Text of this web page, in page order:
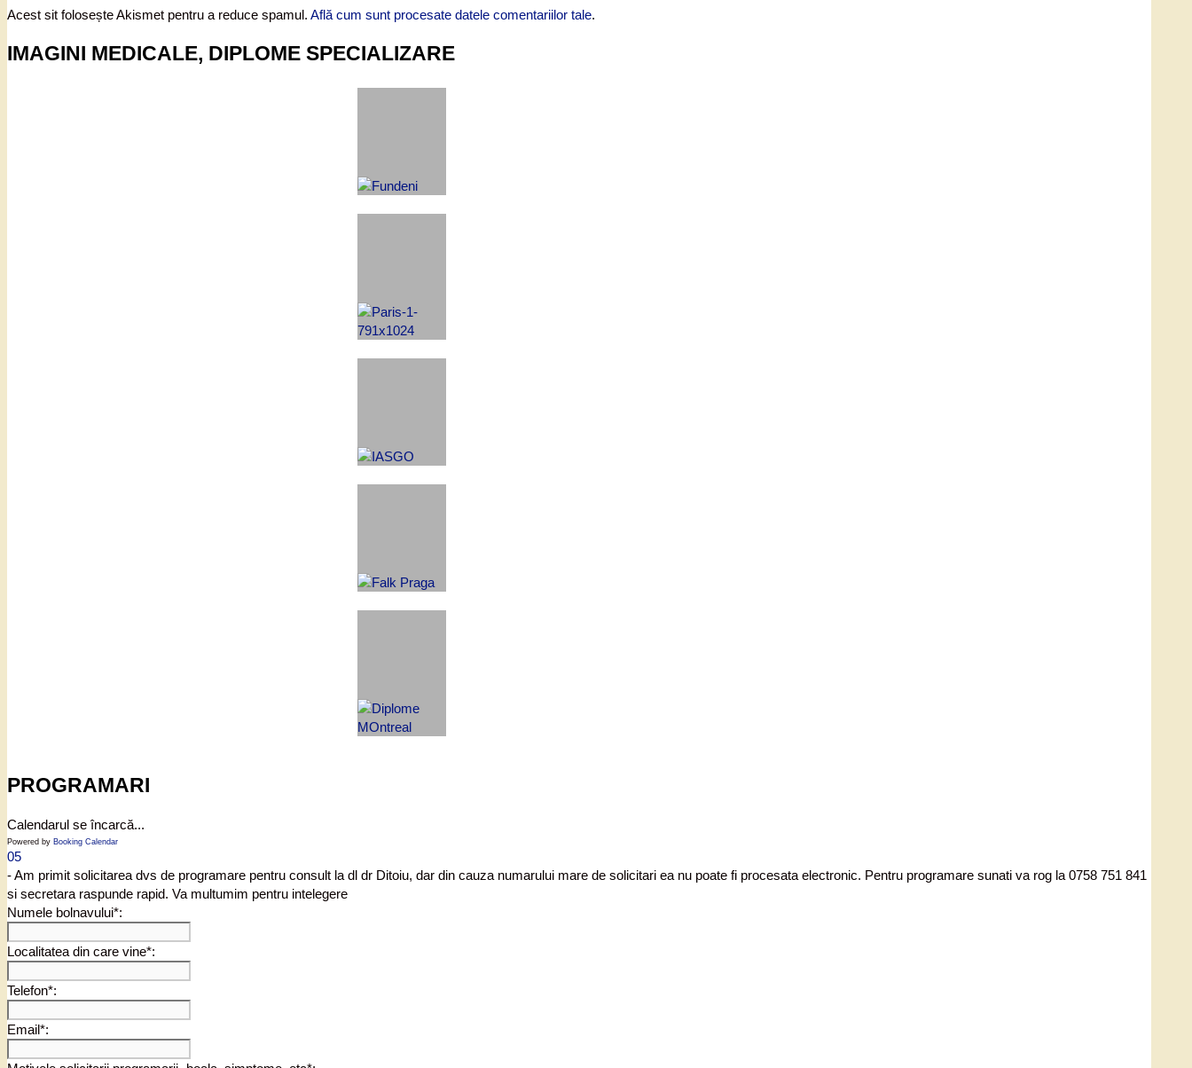
Acest sit folosește Akismet pentru a reduce spamul. Află cum sunt procesate datele comentariilor tale.
IMAGINI MEDICALE, DIPLOME SPECIALIZARE
PROGRAMARI
Calendarul se încarcă...
Powered by Booking Calendar
05
- Am primit solicitarea dvs de programare pentru consult la dl dr Ditoiu, dar din cauza numarului mare de solicitari ea nu poate fi procesata electronic. Pentru programare sunati va rog la 0758 751 841
si secretara raspunde rapid. Va multumim pentru intelegere
Numele bolnavului*:
Localitatea din care vine*:
Telefon*:
Email*: